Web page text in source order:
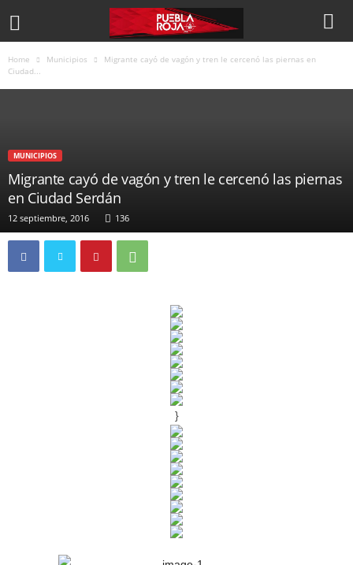
Home Municipios
Migrante cayó de vagón y tren le cercenó las piernas en
Ciudad...
MUNICIPIOS
Migrante cayó de vagón y tren le cercenó las piernas
en Ciudad Serdán
12 septiembre, 2016 136
}